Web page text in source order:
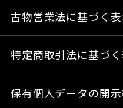
古物営業法に基づく
特定商取引法に基づ
保有個人データの開